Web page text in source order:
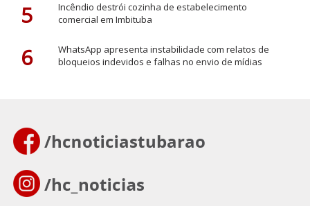
5
Incêndio destrói cozinha de estabelecimento
comercial em Imbituba
6
WhatsApp apresenta instabilidade com relatos de
bloqueios indevidos e falhas no envio de mídias